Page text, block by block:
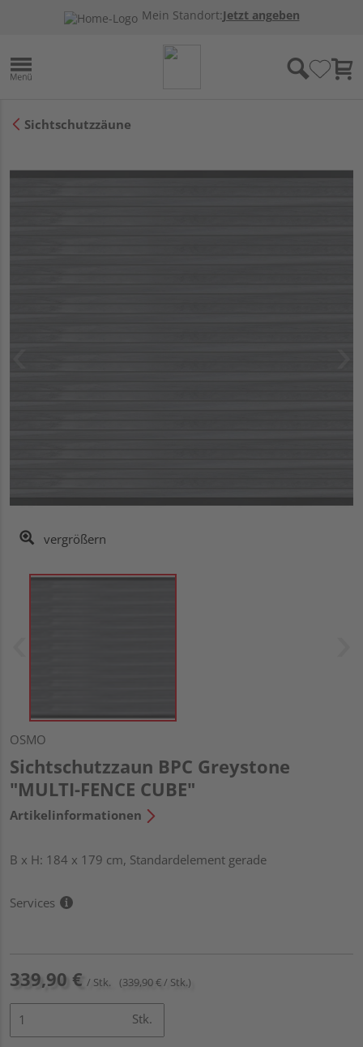
Mein Standort:Jetzt angeben
Sichtschutzzäune
vergrößern
OSMO
Sichtschutzzaun BPC Greystone
"MULTI-FENCE CUBE"
Artikelinformationen
B x H: 184 x 179 cm, Standardelement gerade
Services
339,90 € / Stk. (339,90 € / Stk.)
Stk.